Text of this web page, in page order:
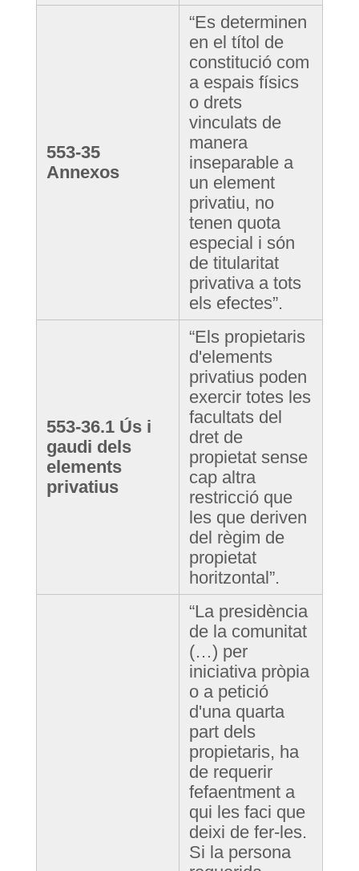
553-35
Annexos
“Es determinen
en el títol de
constitució com
a espais físics
o drets
vinculats de
manera
inseparable a
un element
privatiu, no
tenen quota
especial i són
de titularitat
privativa a tots
els efectes”.
553-36.1 Ús i
gaudi dels
elements
privatius
“Els propietaris
d'elements
privatius poden
exercir totes les
facultats del
dret de
propietat sense
cap altra
restricció que
les que deriven
del règim de
propietat
horitzontal”.
“La presidència
de la comunitat
(…) per
iniciativa pròpia
o a petició
d'una quarta
part dels
propietaris, ha
de requerir
fefaentment a
qui les faci que
deixi de fer-les.
Si la persona